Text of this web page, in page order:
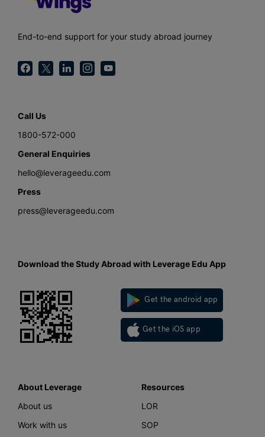
End-to-end support for your study abroad journey
Call Us
1800-572-000
General Enquiries
hello@leverageedu.com
Press
press@leverageedu.com
Download the Study Abroad with Leverage Edu App
Get the android app
Get the iOS app
About Leverage
About us
Work with us
Resources
LOR
SOP